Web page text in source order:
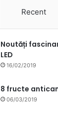
Recent
Noutăți
LED
16/02/2019
8 fructe
06/03/2019